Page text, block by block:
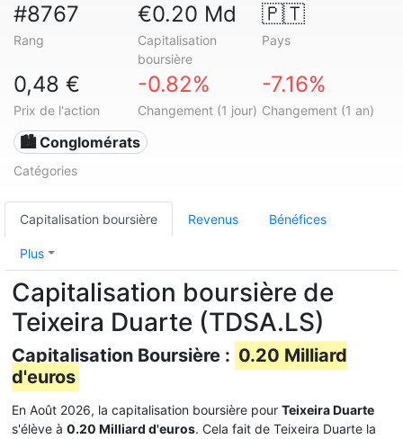
#8767
Rang
€0.20 Md
Capitalisation
boursière
🇵🇹
Pays
0,48 €
Prix de l'action
-0.82%
Changement (1 jour)
-7.16%
Changement (1 an)
🏙 Conglomérats
Catégories
Capitalisation boursière Revenus Bénéfices
Plus
Capitalisation boursière de
Teixeira Duarte (TDSA.LS)
Capitalisation Boursière : 0.20 Milliard
d'euros
En Août 2026, la capitalisation boursière pour Teixeira Duarte
s'élève à 0.20 Milliard d'euros. Cela fait de Teixeira Duarte la